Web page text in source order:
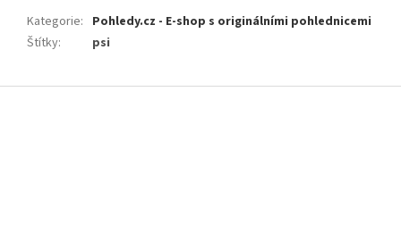
Kategorie: Pohledy.cz - E-shop s originálními pohlednicemi
Štítky: psi